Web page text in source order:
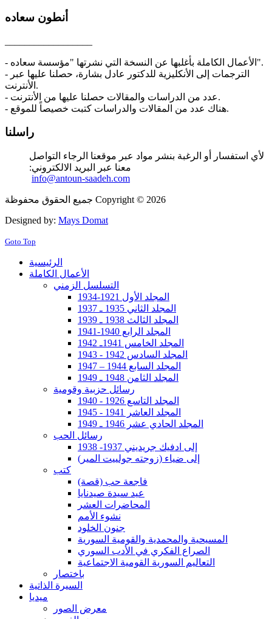
أنطون سعاده
- الأعمال الكاملة بأغلبها عن النسخة التي نشرتها "مؤسسة سعاده".
- الترجمات إلى الأنكليزية للدكتور عادل بشارة، حصلنا عليها عبر
الأنترنت.
- عدد من الدراسات والمقالات حصلنا عليها من الأنترنت.
- هناك عدد من المقالات والدراسات كتبت خصيصاً للموقع.
راسلنا
لأي استفسار أو الرغبة بنشر مواد عبر موقعنا الرجاء التواصل
معنا عبر البريد الالكتروني:
info@antoun-saadeh.com
جميع الحقوق محفوظة Copyright © 2026
Designed by: Mays Domat
Goto Top
الرئيسية
الأعمال الكاملة
التسلسل الزمني
المجلد الأول 1921-1934
المجلد الثاني 1935 ـ 1937
المجلد الثالث 1938 ـ 1939
المجلد الرابع 1940-1941
المجلد الخامس 1941ـ 1942
المجلد السادس 1942 - 1943
المجلد السابع 1944 – 1947
المجلد الثامن 1948 ـ 1949
رسائل حزبية وقومية
المجلد التاسع 1926 - 1940
المجلد العاشر 1941 - 1945
المجلد الحادي عشر 1946 ـ 1949
رسائل الحب
إلى ادفيك جريديني 1937- 1938
إلى ضياء (زوجته جولييت المير)
كتب
فاجعة حب (قصة)
عيد سيدة صيدنايا
المحاضرات العشر
نشوء الأمم
جنون الخلود
المسيحية والمحمدية والقومية السورية
الصراع الفكري في الأدب السوري
التعاليم السورية القومية الاجتماعية
باختصار
السيرة الذاتية
ميديا
معرض الصور